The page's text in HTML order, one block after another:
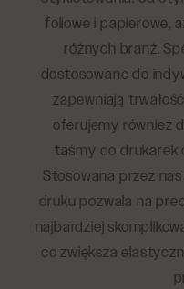
foliowe i papierowe,
różnych branż.
dostosowane do
zapewniają
oferujemy również
taśmy do drukarek
Stosowana przez
druku pozwala na
najbardziej
co zwiększa